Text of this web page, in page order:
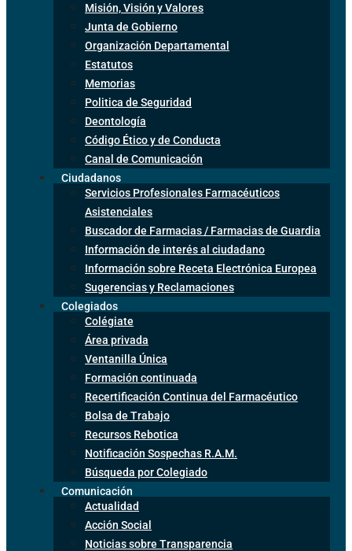
Misión, Visión y Valores
Junta de Gobierno
Organización Departamental
Estatutos
Memorias
Politica de Seguridad
Deontología
Código Ético y de Conducta
Canal de Comunicación
Ciudadanos
Servicios Profesionales Farmacéuticos
Asistenciales
Buscador de Farmacias / Farmacias de Guardia
Información de interés al ciudadano
Información sobre Receta Electrónica Europea
Sugerencias y Reclamaciones
Colegiados
Colégiate
Área privada
Ventanilla Única
Formación continuada
Recertificación Continua del Farmacéutico
Bolsa de Trabajo
Recursos Rebotica
Notificación Sospechas R.A.M.
Búsqueda por Colegiado
Comunicación
Actualidad
Acción Social
Noticias sobre Transparencia